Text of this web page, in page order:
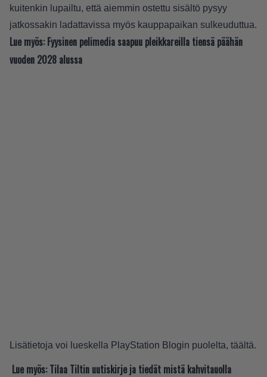
kuitenkin lupailtu, että aiemmin ostettu sisältö pysyy
jatkossakin ladattavissa myös kauppapaikan sulkeuduttua.
Lue myös: Fyysinen pelimedia saapuu pleikkareilla tiensä päähän
vuoden 2028 alussa
Lisätietoja voi lueskella PlayStation Blogin puolelta, täältä.
Lue myös: Tilaa Tiltin uutiskirje ja tiedät mistä kahvitauolla